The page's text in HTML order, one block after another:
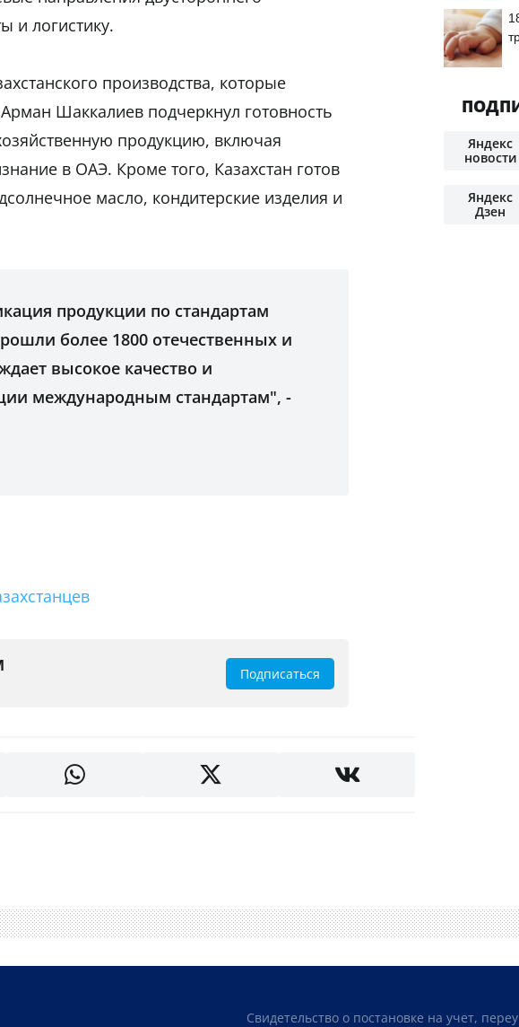
и логистику.
производства, которые
Шаккалиев подчеркнул готовность
продукцию, включая
в ОАЭ. Кроме того, Казахстан готов
масло, кондитерские изделия и
продукции по стандартам
более 1800 отечественных и
высокое качество и
международным стандартам", -
Подписаться
Яндекс
новости
Яндекс
Дзен
Свидетельство о постановке на учет,